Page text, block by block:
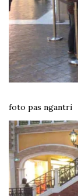
foto pas ngantri